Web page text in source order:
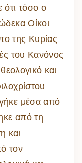
τόσο ο
Οίκοι
της Κυρίας
του Κανόνος
και
μέσα από
από τη
και
τον